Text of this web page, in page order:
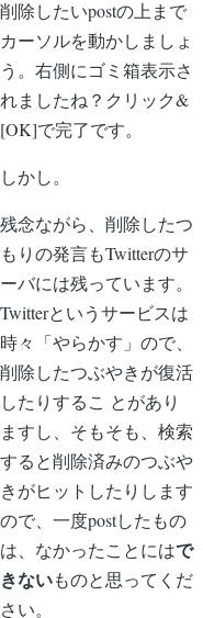
削除したいpostの上まで
カーソルを動かしましょ
う。右側にゴミ箱表示さ
れましたね？クリック&
[OK]で完了です。
しかし。
残念ながら、削除したつ
もりの発言もTwitterのサ
ーバには残っています。
Twitterというサービスは
時々「やらかす」ので、
削除したつぶやきが復活
したりするこ とがあり
ますし、そもそも、検索
すると削除済みのつぶや
きがヒットしたりします
ので、一度postしたもの
は、なかったことにはで
きないものと思ってくだ
さい。